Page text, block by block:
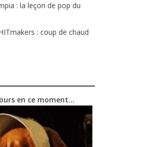
: la leçon de pop du
: coup de chaud
en ce moment…